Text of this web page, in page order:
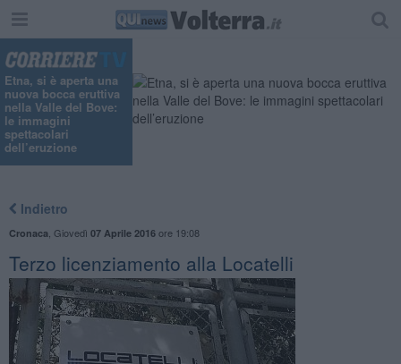
Etna, si è aperta una
nuova bocca eruttiva
nella Valle del Bove:
le immagini
spettacolari
dell’eruzione
Indietro
Cronaca Giovedì 07 Aprile 2016ore 19:08
Terzo licenziamento alla Locatelli